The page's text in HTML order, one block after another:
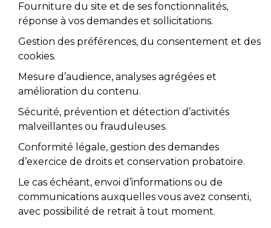
Fourniture du site et de ses fonctionnalités,
réponse à vos demandes et sollicitations.
Gestion des préférences, du consentement et des
cookies.
Mesure d’audience, analyses agrégées et
amélioration du contenu.
Sécurité, prévention et détection d’activités
malveillantes ou frauduleuses.
Conformité légale, gestion des demandes
d’exercice de droits et conservation probatoire.
Le cas échéant, envoi d’informations ou de
communications auxquelles vous avez consenti,
avec possibilité de retrait à tout moment.